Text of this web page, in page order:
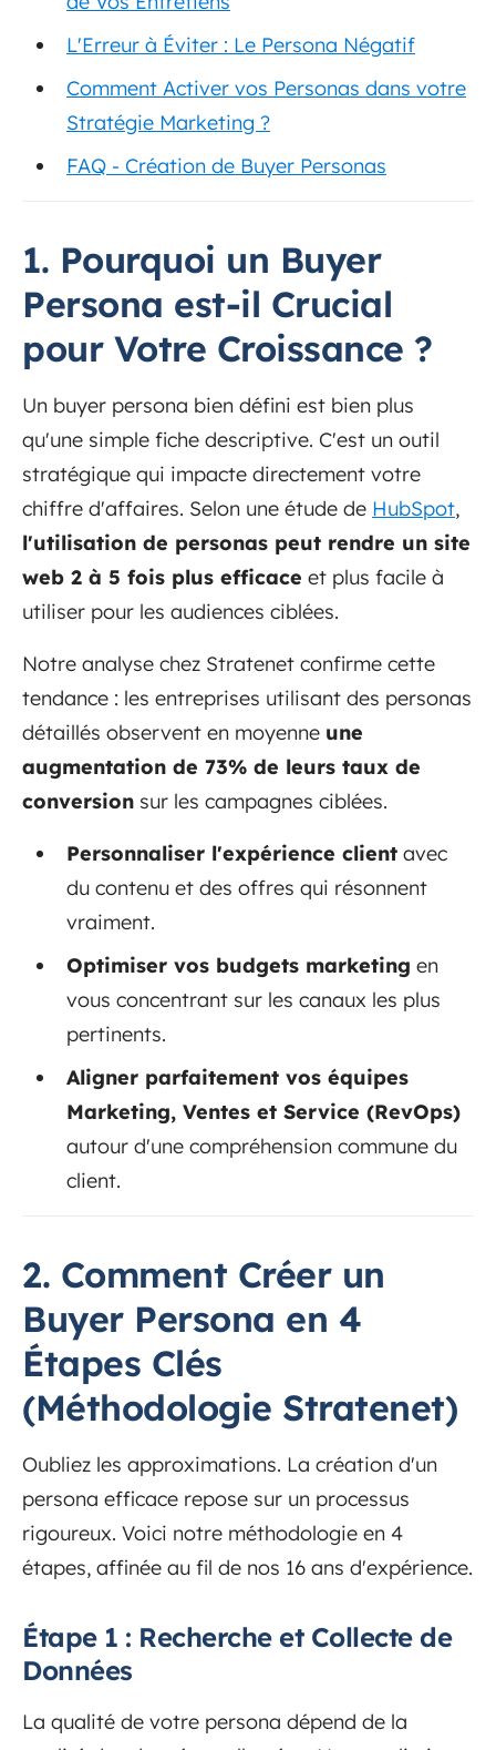
L'Erreur à Éviter : Le Persona Négatif
Comment Activer vos Personas dans votre
Stratégie Marketing ?
FAQ - Création de Buyer Personas
1. Pourquoi un Buyer
Persona est-il Crucial
pour Votre Croissance ?
Un buyer persona bien défini est bien plus
qu'une simple fiche descriptive. C'est un outil
stratégique qui impacte directement votre
chiffre d'affaires. Selon une étude de HubSpot,
l'utilisation de personas peut rendre un site
web 2 à 5 fois plus efficace et plus facile à
utiliser pour les audiences ciblées.
Notre analyse chez Stratenet confirme cette
tendance : les entreprises utilisant des personas
détaillés observent en moyenne une
augmentation de 73% de leurs taux de
conversion sur les campagnes ciblées.
Personnaliser l'expérience client avec
du contenu et des offres qui résonnent
vraiment.
Optimiser vos budgets marketing en
vous concentrant sur les canaux les plus
pertinents.
Aligner parfaitement vos équipes
Marketing, Ventes et Service (RevOps)
autour d'une compréhension commune du
client.
2. Comment Créer un
Buyer Persona en 4
Étapes Clés
(Méthodologie Stratenet)
Oubliez les approximations. La création d'un
persona efficace repose sur un processus
rigoureux. Voici notre méthodologie en 4
étapes, affinée au fil de nos 16 ans d'expérience.
Étape 1 : Recherche et Collecte de
Données
La qualité de votre persona dépend de la